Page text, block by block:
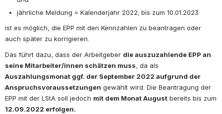
jährliche Meldung = Kalenderjahr 2022; bis zum 10.01.2023
ist es möglich, die EPP mit den Kennzahlen zu beantragen oder
auch später zu korrigieren.
Das führt dazu, dass der Arbeitgeber die auszuzahlende EPP an
seine Mitarbeiter/innen schätzen muss
Auszahlungsmonat ggf. der September 2022 aufgrund der
Anspruchsvoraussetzungen gewählt wird. Die Beantragung der
EPP mit der LStA soll jedoch mit dem Monat August
12.09.2022 erfolgen.